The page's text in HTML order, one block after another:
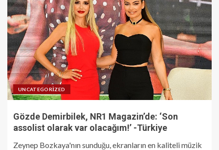
UNCATEGORIZED
Gözde Demirbilek, NR1 Magazin’de: ‘Son
assolist olarak var olacağım!’ -Türkiye
Zeynep Bozkaya'nın sunduğu, ekranların en kaliteli müzik